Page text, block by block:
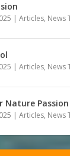
|Articles, News
|Articles, News
Nature Passion
|Articles, News